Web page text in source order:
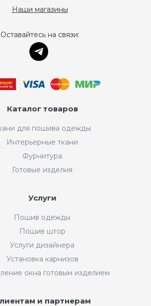
Наши магазины
Оставайтесь на связи:
Каталог товаров
для пошива одежды
Интерьерные ткани
Фурнитура
Готовые изделия
Услуги
Пошив одежды
Пошив штор
Услуги дизайнера
Установка карнизов
окна готовым изделием
и партнерам